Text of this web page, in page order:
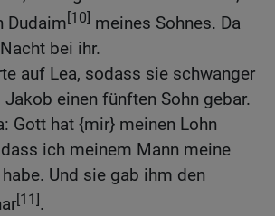
Dudaim[10] meines Sohnes. Da
bei ihr.
auf Lea, sodass sie schwanger
einen fünften Sohn gebar.
Gott hat {mir} meinen Lohn
ich meinem Mann meine
Und sie gab ihm den
[11].